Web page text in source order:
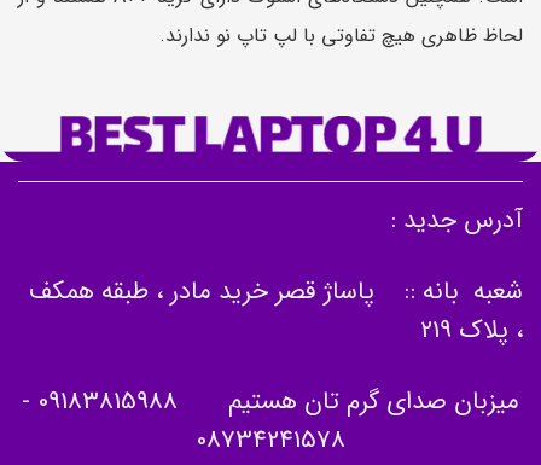
لحاظ ظاهری هیچ تفاوتی با لپ تاپ نو ندارند.
آدرس جدید :
شعبه بانه :: پاساژ قصر خرید مادر ، طبقه همکف
، پلاک 219
میزبان صدای گرم تان هستیم 09183815988
-
08734241578